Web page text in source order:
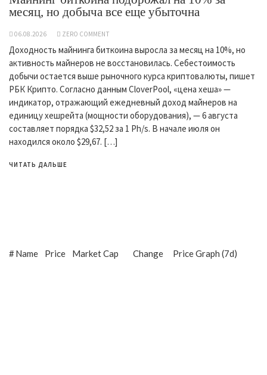
месяц, но добыча все еще убыточна
06.08.2026 ZERO COMMENT
Доходность майнинга биткоина выросла за месяц на 10%, но
активность майнеров не восстановилась. Себестоимость
добычи остается выше рыночного курса криптовалюты, пишет
РБК Крипто. Согласно данным CloverPool, «цена хеша» —
индикатор, отражающий ежедневный доход майнеров на
единицу хешрейта (мощности оборудования), — 6 августа
составляет порядка $32,52 за 1 Ph/s. В начале июля он
находился около $29,67. […]
ЧИТАТЬ ДАЛЬШЕ
#Name Price Market Cap Change Price Graph (7d)